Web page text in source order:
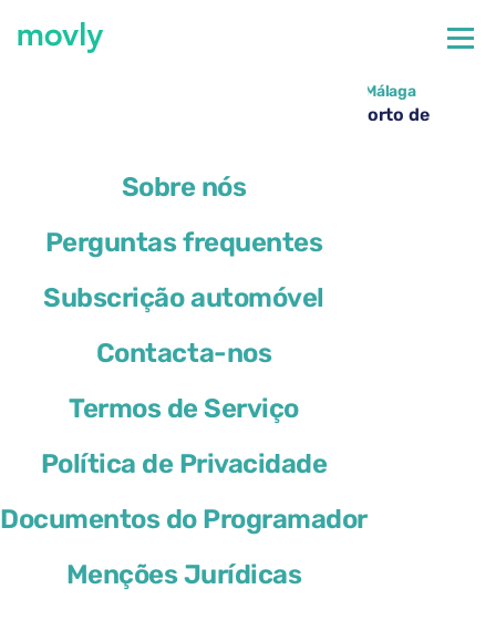
Sobre nós
Perguntas frequentes
Subscrição automóvel
Contacta-nos
Termos de Serviço
Política de Privacidade
Documentos do Programador
Menções Jurídicas
Todos os carros disponíveis no Aeroporto de Málaga
Aluguer de Volkswagen T-Cross no Aeroporto de
Volkswagen T-Cross